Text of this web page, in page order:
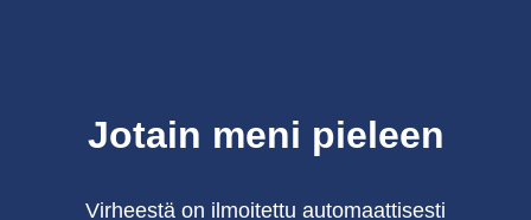
Jotain meni pieleen
Virheestä on ilmoitettu automaattisesti